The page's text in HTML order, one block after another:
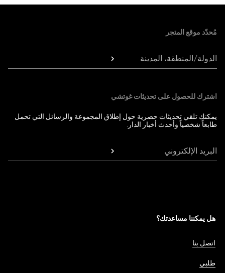
مُحدّد موقع المتجر
الدولة/المنطقة، المدينة
اشترك للحصول على تحديثات غوتشي
يمكنك تلقي تحديثات حصرية حول إطلاق المجموعة والرسائل التي تحمل
طابعاً شخصياً وأحدث أخبار الدار.
البريد الإلكتروني
هل يمكننا مساعدتك؟
اتصل بنا
طلبي